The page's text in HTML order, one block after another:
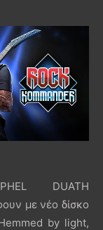
DUATH
με νέο δίσκο
by light,